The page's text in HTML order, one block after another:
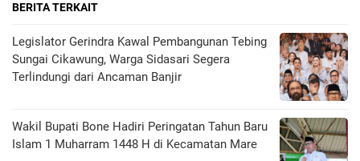
BERITA TERKAIT
Legislator Gerindra Kawal Pembangunan Tebing
Sungai Cikawung, Warga Sidasari Segera
Terlindungi dari Ancaman Banjir
Wakil Bupati Bone Hadiri Peringatan Tahun Baru
Islam 1 Muharram 1448 H di Kecamatan Mare